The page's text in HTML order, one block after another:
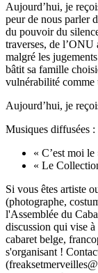
Aujourd’hui, je
peur de nous parler
du pouvoir du
traverses, de
malgré les
bâtit sa famille
vulnérabilité comme
Aujourd’hui, je
Musiques diffusées :
« C’est moi
« Le
Si vous êtes artiste
(photographe,
l'Assemblée du
discussion qui vise
cabaret belge,
s'organisant !